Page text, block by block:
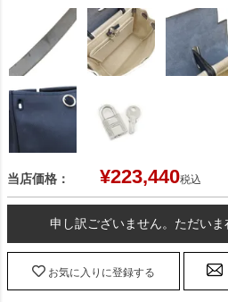
当店価格： ¥223,440税込
申し訳ございません。ただいま
お気に入りに登録する